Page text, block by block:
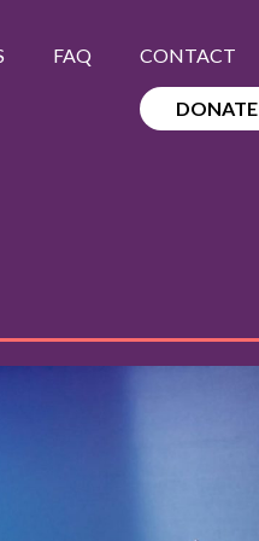
FAQ CONTACT
DONATE